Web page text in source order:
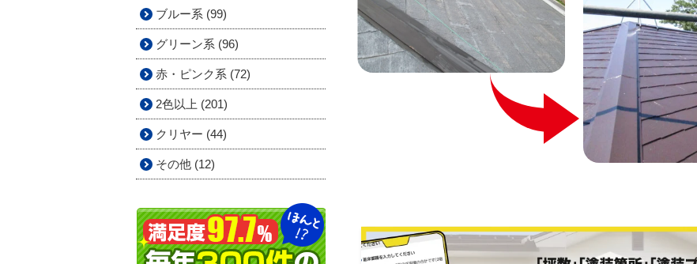
ブルー系 (99)
グリーン系 (96)
赤・ピンク系 (72)
2色以上 (201)
クリヤー (44)
その他 (12)